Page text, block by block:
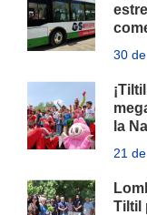
30
la
21
Tiltil